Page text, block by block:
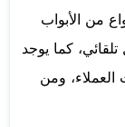
من الأبواب
كما يوجد
العملاء، ومن